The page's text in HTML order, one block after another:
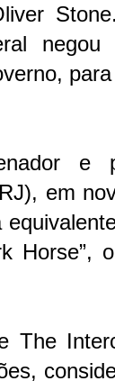
negou
e
em
Horse”,
The